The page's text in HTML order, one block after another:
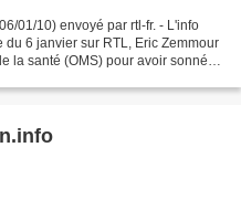
01/10) envoyé par rtl-fr. - L'info
6 janvier sur RTL, Eric Zemmour
la santé (OMS) pour avoir sonné,